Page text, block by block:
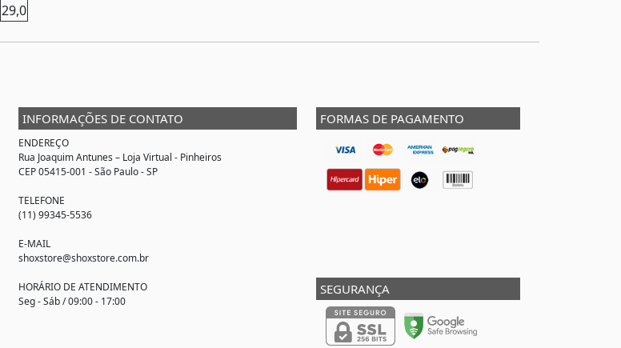
29,0
INFORMAÇÕES DE CONTATO
ENDEREÇO
Rua Joaquim Antunes – Loja Virtual - Pinheiros
CEP 05415-001 - São Paulo - SP
TELEFONE
(11) 99345-5536
E-MAIL
shoxstore@shoxstore.com.br
HORÁRIO DE ATENDIMENTO
Seg - Sáb / 09:00 - 17:00
FORMAS DE PAGAMENTO
SEGURANÇA